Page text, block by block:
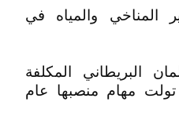
المناخي والمياه في
البريطاني المكلفة
تولت مهام منصبها عام